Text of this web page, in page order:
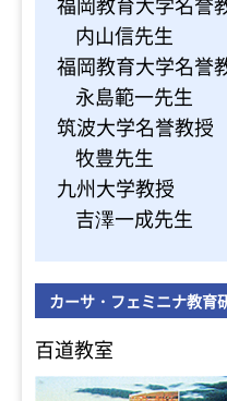
内山信先生
福岡教育大学名誉
永島範一先生
筑波大学名誉教授
牧豊先生
九州大学教授
吉澤一成先生
カーサ・フェミニナ教育
百道教室